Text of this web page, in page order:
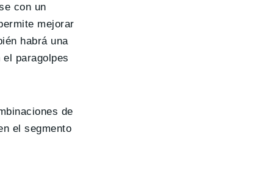
con un
mejorar
habrá una
paragolpes
de
el segmento